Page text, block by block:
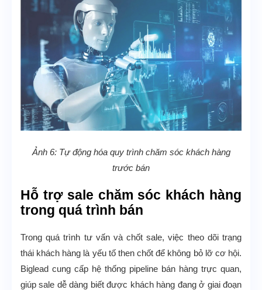
Ảnh 6: Tự động hóa quy trình chăm sóc khách hàng
trước bán
Hỗ trợ sale chăm sóc khách hàng
trong quá trình bán
Trong quá trình tư vấn và chốt sale, việc theo dõi trạng
thái khách hàng là yếu tố then chốt để không bỏ lỡ cơ hội.
Biglead cung cấp hệ thống pipeline bán hàng trực quan,
giúp sale dễ dàng biết được khách hàng đang ở giai đoạn